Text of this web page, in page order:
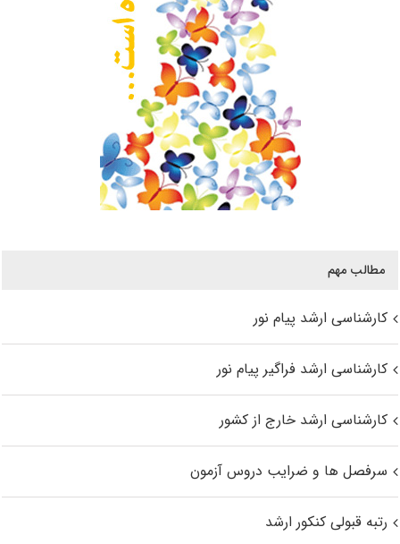
مطالب مهم
کارشناسی ارشد پیام نور
کارشناسی ارشد فراگیر پیام نور
کارشناسی ارشد خارج از کشور
سرفصل ها و ضرایب دروس آزمون
رتبه قبولی کنکور ارشد